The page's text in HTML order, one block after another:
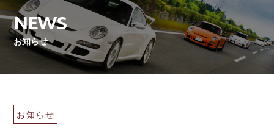
Stock
在庫車
Parts
パーツ
Company
会社案内
911 Touring
911ツーリング
ホーム
NEWS
お知らせ
お知らせ